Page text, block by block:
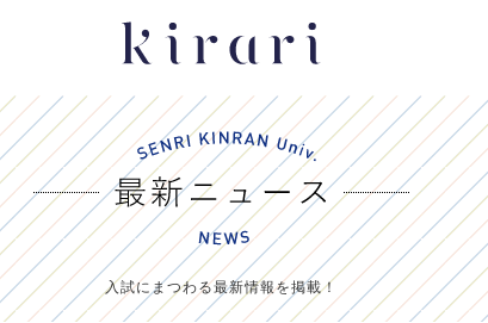
入試にまつわる最新情報を掲載！